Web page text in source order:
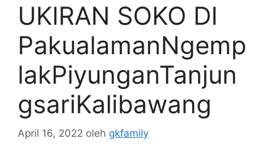
UKIRAN SOKO DI
PakualamanNgemp
lakPiyunganTanjun
gsariKalibawang
April 16, 2022 oleh gkfamily